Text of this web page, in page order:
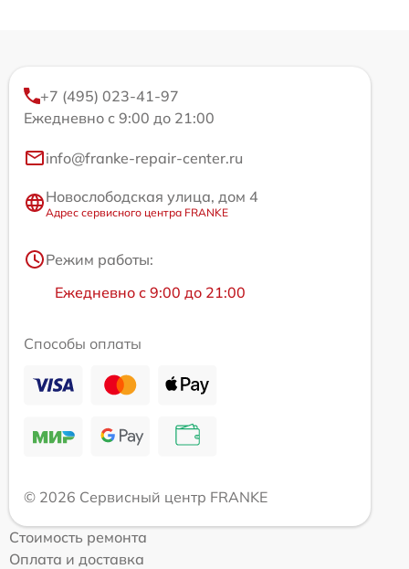
+7 (495) 023-41-97
Ежедневно с 9:00 до 21:00
info@franke-repair-center.ru
Новослободская улица, дом 4
Адрес сервисного центра FRANKE
Режим работы:
Ежедневно с 9:00 до 21:00
Способы оплаты
© 2026 Сервисный центр FRANKE
Стоимость ремонта
Оплата и доставка